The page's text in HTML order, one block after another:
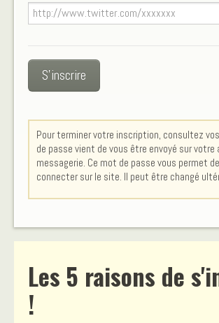
S'inscrire
Pour terminer votre inscription, consultez
de passe vient de vous être envoyé sur votre
messagerie. Ce mot de passe vous permet
connecter sur le site. Il peut être changé
Les 5 raisons de
!